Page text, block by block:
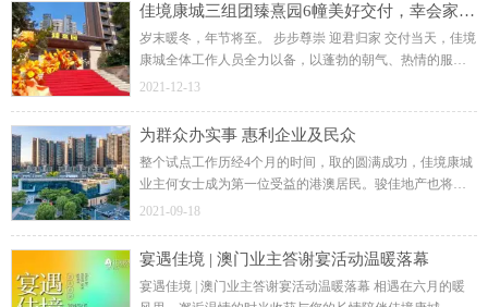
佳境康城三组团臻熹园6幢美好交付，幸会家味至
岁末暖冬，年节将至。 步步尊崇 迎君归家 交付当天，佳境
康城全体工作人员全力以备，以蓬勃的朝气、热情的服
务，迎接业主们的到来。 暖心交付，未来生活的美好开篇
2021-12-13
为群众办实事 惠利企业及民众
整个试点工作历经4个月的时间，取的圆满成功，佳境康城
业主何女士成为第一位受益的港澳居民。骏佳地产也将继
续跟随党和政府的号召，深刻学习并贯彻新思想，做有利
2021-09-18
宴遇佳境 | 澳门业主答谢宴活动温暖落幕
宴遇佳境 | 澳门业主答谢宴活动温暖落幕 相遇在六月的暖